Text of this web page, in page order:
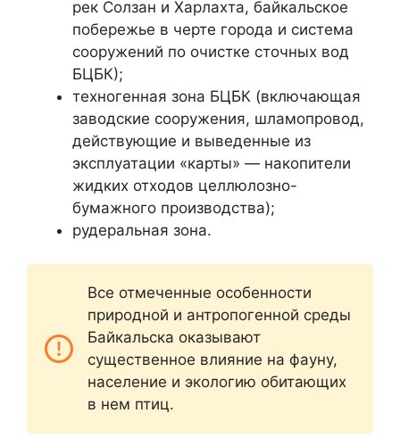
рек Солзан и Харлахта, байкальское
побережье в черте города и система
сооружений по очистке сточных вод
БЦБК);
техногенная зона БЦБК (включающая
заводские сооружения, шламопровод,
действующие и выведенные из
эксплуатации «карты» — накопители
жидких отходов целлюлозно-
бумажного производства);
рудеральная зона.
Все отмеченные особенности
природной и антропогенной среды
Байкальска оказывают
существенное влияние на фауну,
население и экологию обитающих
в нем птиц.